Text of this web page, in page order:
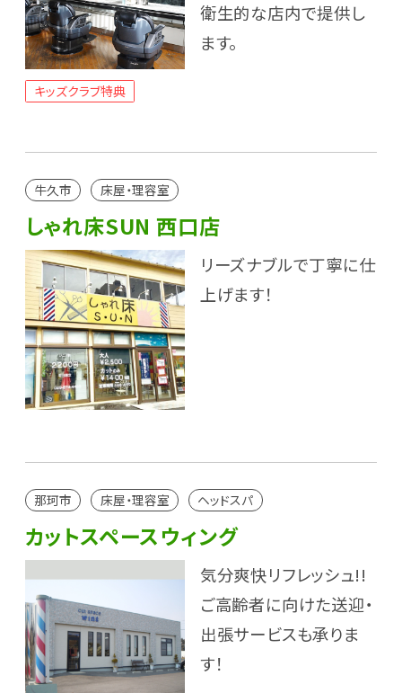
衛生的な店内で提供し
ます。
キッズクラブ特典
牛久市 床屋・理容室
しゃれ床SUN 西口店
リーズナブルで丁寧に仕
上げます！
那珂市 床屋・理容室 ヘッドスパ
カットスペースウィング
気分爽快リフレッシュ!!
ご高齢者に向けた送迎・
出張サービスも承りま
す！